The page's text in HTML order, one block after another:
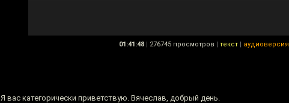
01:41:48 | 276745 просмотров | текст | аудиоверсия
Я вас категорически приветствую. Вячеслав, добрый день.